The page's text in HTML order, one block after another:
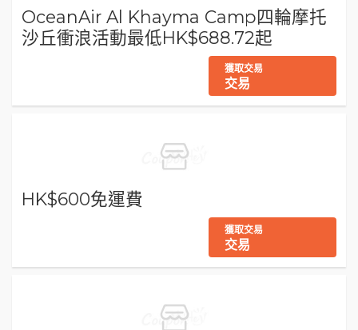
OceanAir Al Khayma Camp四輪摩托
沙丘衝浪活動最低HK$688.72起
獲取交易
交易
HK$600免運費
獲取交易
交易